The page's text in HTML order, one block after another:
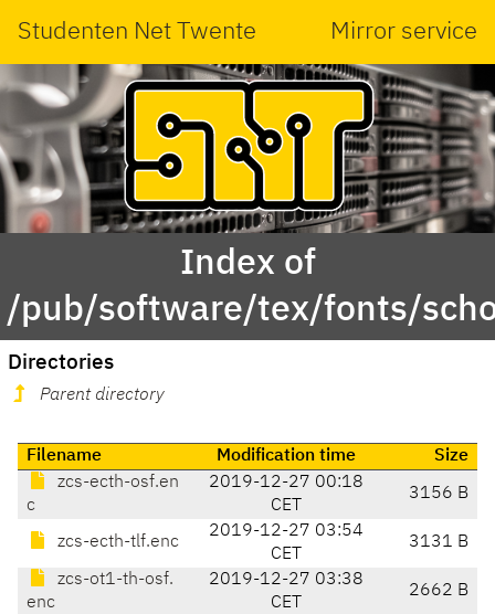
Studenten Net Twente Mirror service
Index of
/pub/software/tex/fonts/
Directories
Parent directory
Filename Modification time
Size
zcs-ecth-osf.en
c
2019-12-27 00:18
CET
3156 B
zcs-ecth-tlf.enc
2019-12-27 03:54
CET
3131 B
zcs-ot1-th-osf.
enc
2019-12-27 03:38
CET
2662 B